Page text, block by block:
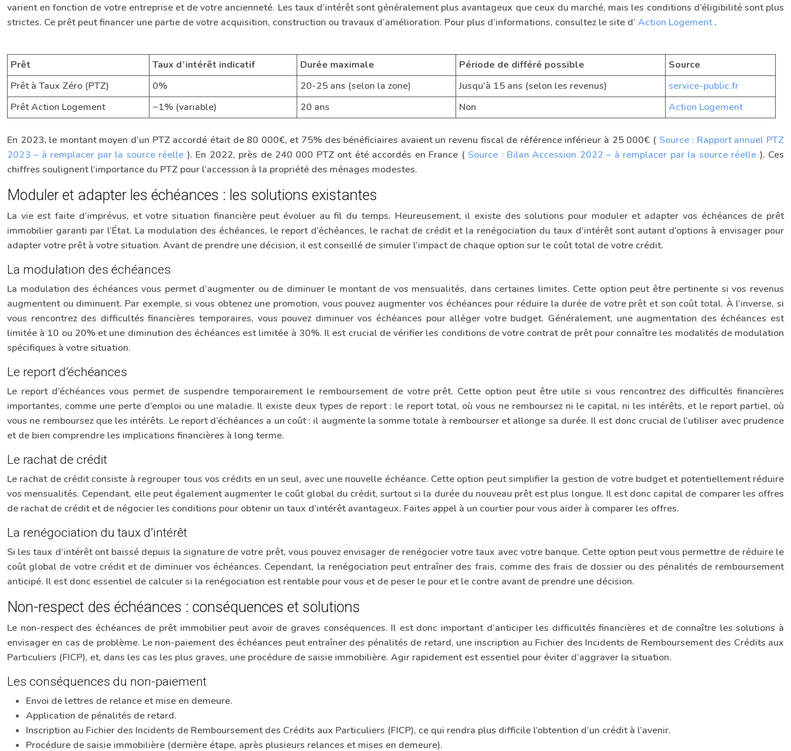
varient en fonction de votre entreprise et de votre ancienneté. Les taux d’intérêt sont généralement plus avantageux que ceux du marché, mais les conditions d’éligibilité sont plus
strictes. Ce prêt peut financer une partie de votre acquisition, construction ou travaux d’amélioration. Pour plus d’informations, consultez le site d’ Action Logement.
Prêt Taux d’intérêt indicatif Durée maximale Période de différé possible
Source
Prêt à Taux Zéro (PTZ)
0% 20-25 ans (selon la zone) Jusqu’à 15 ans (selon les revenus)
service-public.fr
Prêt Action Logement
~1% (variable) 20 ans Non Action Logement
En 2023, le montant moyen d’un PTZ accordé était de 80 000€, et 75% des bénéficiaires avaient un revenu fiscal de référence inférieur à 25 000€ ( Source : Rapport annuel PTZ
2023 – à remplacer par la source réelle ). En 2022, près de 240 000 PTZ ont été accordés en France ( Source : Bilan Accession 2022 – à remplacer par la source réelle ). Ces
chiffres soulignent l’importance du PTZ pour l’accession à la propriété des ménages modestes.
Moduler et adapter les échéances : les solutions existantes
La vie est faite d’imprévus, et votre situation financière peut évoluer au fil du temps. Heureusement, il existe des solutions pour moduler et adapter vos échéances de prêt
immobilier garanti par l’État. La modulation des échéances, le report d’échéances, le rachat de crédit et la renégociation du taux d’intérêt sont autant d’options à envisager pour
adapter votre prêt à votre situation. Avant de prendre une décision, il est conseillé de simuler l’impact de chaque option sur le coût total de votre crédit.
La modulation des échéances
La modulation des échéances vous permet d’augmenter ou de diminuer le montant de vos mensualités, dans certaines limites. Cette option peut être pertinente si vos revenus
augmentent ou diminuent. Par exemple, si vous obtenez une promotion, vous pouvez augmenter vos échéances pour réduire la durée de votre prêt et son coût total. À l’inverse, si
vous rencontrez des difficultés financières temporaires, vous pouvez diminuer vos échéances pour alléger votre budget. Généralement, une augmentation des échéances est
limitée à 10 ou 20% et une diminution des échéances est limitée à 30%. Il est crucial de vérifier les conditions de votre contrat de prêt pour connaître les modalités de modulation
spécifiques à votre situation.
Le report d’échéances
Le report d’échéances vous permet de suspendre temporairement le remboursement de votre prêt. Cette option peut être utile si vous rencontrez des difficultés financières
importantes, comme une perte d’emploi ou une maladie. Il existe deux types de report : le report total, où vous ne remboursez ni le capital, ni les intérêts, et le report partiel, où
vous ne remboursez que les intérêts. Le report d’échéances a un coût : il augmente la somme totale à rembourser et allonge sa durée. Il est donc crucial de l’utiliser avec prudence
et de bien comprendre les implications financières à long terme.
Le rachat de crédit
Le rachat de crédit consiste à regrouper tous vos crédits en un seul, avec une nouvelle échéance. Cette option peut simplifier la gestion de votre budget et potentiellement réduire
vos mensualités. Cependant, elle peut également augmenter le coût global du crédit, surtout si la durée du nouveau prêt est plus longue. Il est donc capital de comparer les offres
de rachat de crédit et de négocier les conditions pour obtenir un taux d’intérêt avantageux. Faites appel à un courtier pour vous aider à comparer les offres.
La renégociation du taux d’intérêt
Si les taux d’intérêt ont baissé depuis la signature de votre prêt, vous pouvez envisager de renégocier votre taux avec votre banque. Cette option peut vous permettre de réduire le
coût global de votre crédit et de diminuer vos échéances. Cependant, la renégociation peut entraîner des frais, comme des frais de dossier ou des pénalités de remboursement
anticipé. Il est donc essentiel de calculer si la renégociation est rentable pour vous et de peser le pour et le contre avant de prendre une décision.
Non-respect des échéances : conséquences et solutions
Le non-respect des échéances de prêt immobilier peut avoir de graves conséquences. Il est donc important d’anticiper les difficultés financières et de connaître les solutions à
envisager en cas de problème. Le non-paiement des échéances peut entraîner des pénalités de retard, une inscription au Fichier des Incidents de Remboursement des Crédits aux
Particuliers (FICP), et, dans les cas les plus graves, une procédure de saisie immobilière. Agir rapidement est essentiel pour éviter d’aggraver la situation.
Les conséquences du non-paiement
Envoi de lettres de relance et mise en demeure.
Application de pénalités de retard.
Inscription au Fichier des Incidents de Remboursement des Crédits aux Particuliers (FICP), ce qui rendra plus difficile l’obtention d’un crédit à l’avenir.
Procédure de saisie immobilière (dernière étape, après plusieurs relances et mises en demeure).